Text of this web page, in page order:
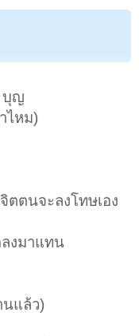
บุญ
ไหม)
ตนจะลงโทษเอง
งมาแทน
นแล้ว)